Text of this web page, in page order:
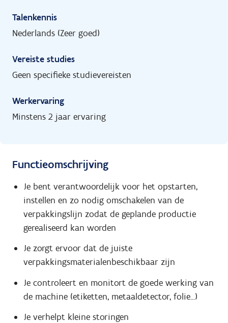
Talenkennis
Nederlands (Zeer goed)
Vereiste studies
Geen specifieke studievereisten
Werkervaring
Minstens 2 jaar ervaring
Functieomschrijving
Je bent verantwoordelijk voor het opstarten,
instellen en zo nodig omschakelen van de
verpakkingslijn zodat de geplande productie
gerealiseerd kan worden
Je zorgt ervoor dat de juiste
verpakkingsmaterialenbeschikbaar zijn
Je controleert en monitort de goede werking van
de machine (etiketten, metaaldetector, folie...)
Je verhelpt kleine storingen